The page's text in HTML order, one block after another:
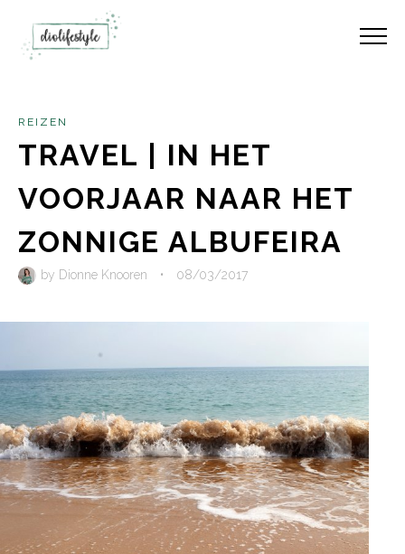
REIZEN
TRAVEL | IN HET
VOORJAAR NAAR HET
ZONNIGE ALBUFEIRA
by Dionne Knooren • 08/03/2017